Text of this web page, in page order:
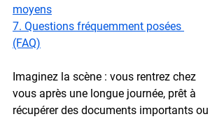
moyens
7. Questions fréquemment posées
(FAQ)
Imaginez la scène : vous rentrez chez
vous après une longue journée, prêt à
récupérer des documents importants ou